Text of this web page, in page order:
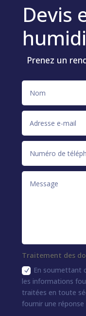
Devis
Prenez un
Traitement des
En soumettant
les informations
traitées en toute
fournir une